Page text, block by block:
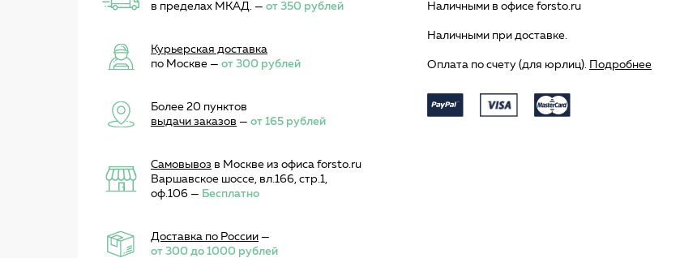
в пределах МКАД. — от 350 рублей
Курьерская доставка
по Москве — от 300 рублей
Более 20 пунктов
выдачи заказов — от 165 рублей
Самовывоз в Москве из офиса forsto.ru
Варшавское шоссе, вл.166, стр.1,
оф.106 — Бесплатно
Доставка по России —
от 300 до 1000 рублей
Наличными в офисе forsto.ru
Наличными при доставке.
Оплата по счету (для юрлиц). Подробнее